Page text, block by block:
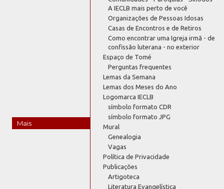
Mais
A IECLB mais perto de você
Organizações de Pessoas Idosas
Casas de Encontros e de Retiros
Como encontrar uma Igreja irmã - de
confissão luterana - no exterior
Espaço de Tomé
Perguntas frequentes
Lemas da Semana
Lemas dos Meses do Ano
Logomarca IECLB
símbolo formato CDR
símbolo formato JPG
Mural
Genealogia
Vagas
Política de Privacidade
Publicações
Artigoteca
Literatura Evangelística